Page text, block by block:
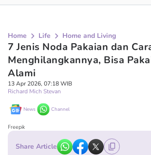
Home Life Home and Living
7 Jenis Noda Pakaian dan
Menghilangkannya, Bisa
Alami
13 Apr 2026, 07:18 WIB
Richard Mich Stevan
News Channel
Freepik
Share Article